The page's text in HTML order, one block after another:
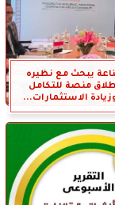
يبحث مع نظيره
منصة للتكامل
الاستثمارات...